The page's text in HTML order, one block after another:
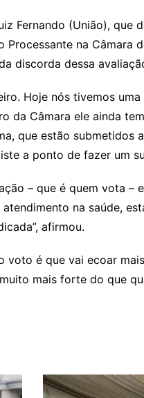
a
s
sr
o
o
m
g
er
e
o
m
Fernando (União), que
na Câmara
discorda dessa
Hoje nós tivemos
da Câmara ele ainda
que estão submetidos
a ponto de fazer um
– que é quem vota –
na saúde,
afirmou.
é que vai ecoar
mais forte do que